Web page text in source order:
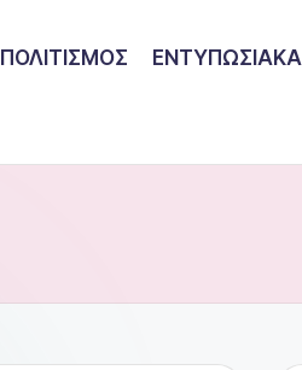
ΠΟΛΙΤΙΣΜΟΣ ΕΝΤΥΠΩΣΙΑΚΑ